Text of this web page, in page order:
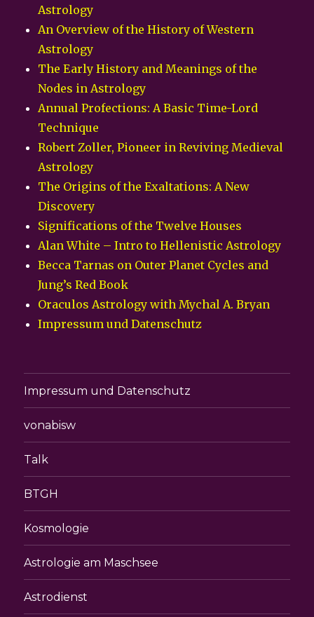
Astrology
An Overview of the History of Western
Astrology
The Early History and Meanings of the
Nodes in Astrology
Annual Profections: A Basic Time-Lord
Technique
Robert Zoller, Pioneer in Reviving Medieval
Astrology
The Origins of the Exaltations: A New
Discovery
Significations of the Twelve Houses
Alan White – Intro to Hellenistic Astrology
Becca Tarnas on Outer Planet Cycles and
Jung’s Red Book
Oraculos Astrology with Mychal A. Bryan
Impressum und Datenschutz
Impressum und Datenschutz
vonabisw
Talk
BTGH
Kosmologie
Astrologie am Maschsee
Astrodienst